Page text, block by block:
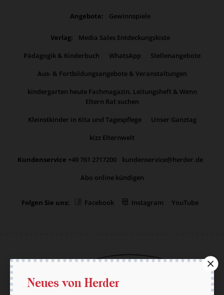
Angebote: Gewinnspiele
Verlag:
Media Sales Entdeckungskiste
Pädagogik & Kinderbuch
WhatsApp
Stellenangebote
Aus- & Fortbildungsangebote & Veranstaltungen
kindergarten heute Fachmagazin, Leitungsheft & Wenn
Eltern Rat suchen
Kleinstkinder in Kita und Tagespflege
Unser Ganztag
kizz Elternwelt
Kundenservice +49 761 2717200
kundenservice@herder.de
Abo online kündigen
Folgen Sie uns: Facebook Instagram YouTube
Neues von Herder